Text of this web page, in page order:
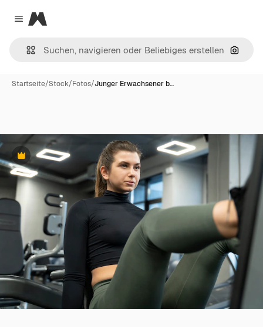
Close menu
Magnific
Nach
Startseite/Stock/Fotos/Junger Erwachsener b…
Premium